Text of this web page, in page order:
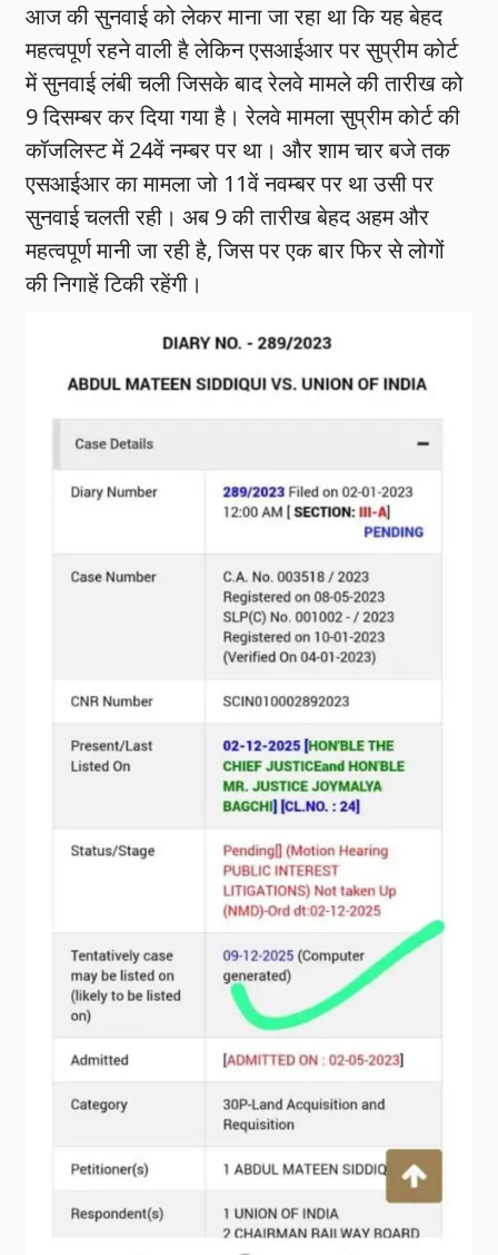
आज की सुनवाई को लेकर माना जा रहा था कि यह बेहद
महत्वपूर्ण रहने वाली है लेकिन एसआईआर पर सुप्रीम कोर्ट
में सुनवाई लंबी चली जिसके बाद रेलवे मामले की तारीख को
9 दिसम्बर कर दिया गया है। रेलवे मामला सुप्रीम कोर्ट की
कॉजलिस्ट में 24वें नम्बर पर था। और शाम चार बजे तक
एसआईआर का मामला जो 11वें नवम्बर पर था उसी पर
सुनवाई चलती रही। अब 9 की तारीख बेहद अहम और
महत्वपूर्ण मानी जा रही है, जिस पर एक बार फिर से लोगों
की निगाहें टिकी रहेंगी।